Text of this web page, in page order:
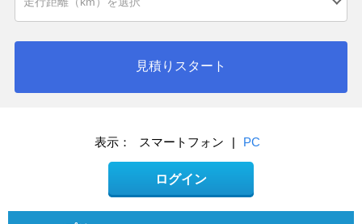
見積りスタート
表示： スマートフォン | PC
ログイン